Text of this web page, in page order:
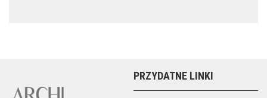
PRZYDATNE LINKI